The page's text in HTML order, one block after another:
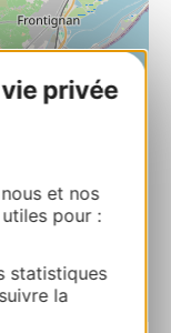
privée
et nos
pour :
statistiques
la